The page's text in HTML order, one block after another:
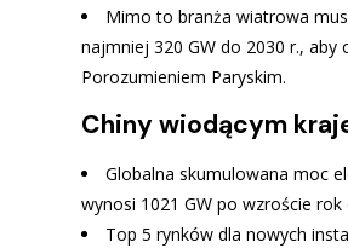
Mimo to branża wiatrowa
najmniej 320 GW do 2030 r., aby
Porozumieniem Paryskim.
Chiny wiodącym
Globalna skumulowana moc
wynosi 1021 GW po wzroście rok
Top 5 rynków dla nowych